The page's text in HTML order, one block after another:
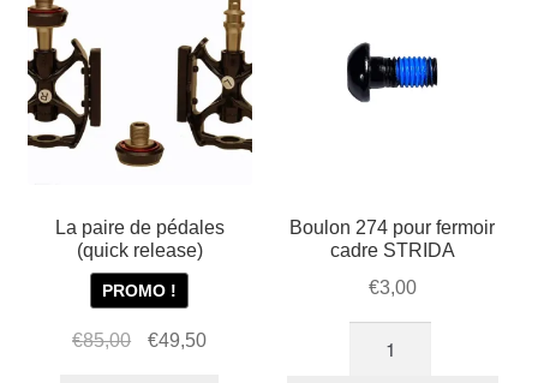
La paire de pédales
(quick release)
PROMO !
€85,00
Le
€49,50Le
Boulon 274 pour fermoir
cadre STRIDA
€3,00